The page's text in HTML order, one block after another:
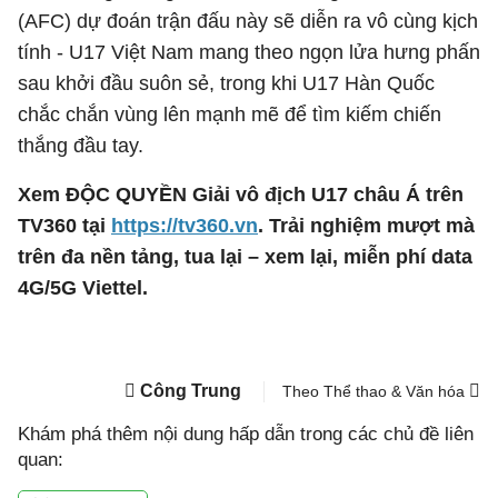
(AFC) dự đoán trận đấu này sẽ diễn ra vô cùng kịch
tính - U17 Việt Nam mang theo ngọn lửa hưng phấn
sau khởi đầu suôn sẻ, trong khi U17 Hàn Quốc
chắc chắn vùng lên mạnh mẽ để tìm kiếm chiến
thắng đầu tay.
Xem ĐỘC QUYỀN Giải vô địch U17 châu Á trên
TV360 tại https://tv360.vn. Trải nghiệm mượt mà
trên đa nền tảng, tua lại – xem lại, miễn phí data
4G/5G Viettel.
Công Trung Theo Thể thao & Văn hóa
Khám phá thêm nội dung hấp dẫn trong các chủ đề liên
quan: